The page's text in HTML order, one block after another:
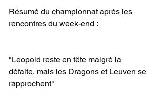
Résumé du championnat après les
rencontres du week-end :
"Leopold reste en tête malgré la
défaite, mais les Dragons et Leuven se
rapprochent"